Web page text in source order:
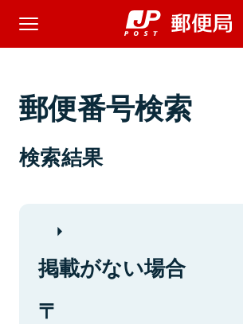
郵便番号検索
検索結果
掲載がない場合